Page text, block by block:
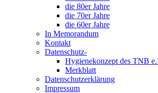
die 80er Jahre
die 70er Jahre
die 60er Jahre
In Memorandum
Kontakt
Datenschutz-
Hygienekonzept des TNB
Merkblatt
Datenschutzerklärung
Impressum